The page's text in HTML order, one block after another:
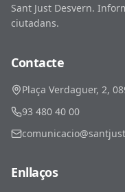
Sant Just Desvern.
ciutadans.
Contacte
Plaça Verdaguer, 2,
93 480 40 00
Enllaços